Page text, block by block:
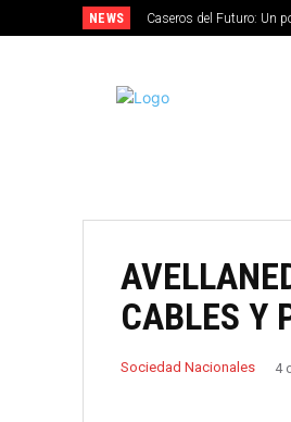
NEWS Caseros del Futuro: Un
CABLES Y
Sociedad Nacionales 4